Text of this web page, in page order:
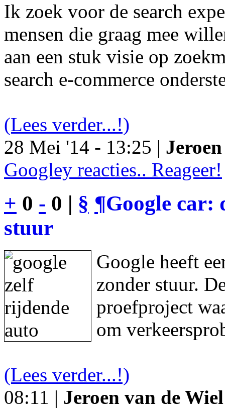
Ik zoek voor de search
mensen die graag mee
aan een stuk visie op
search e-commerce
(Lees verder...!)
28 Mei '14 - 13:25 |
Googley reacties.. Reageer!
+ 0 - 0 | § ¶Google car:
stuur
Google heeft
zonder stuur.
proefproject
om
(Lees verder...!)
08:11 | Jeroen van de Wiel